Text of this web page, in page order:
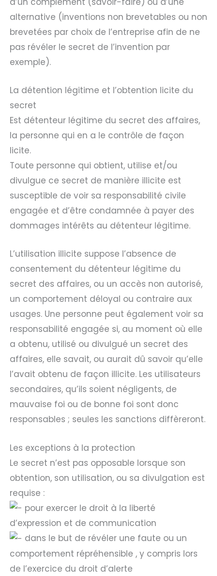
alternative (inventions non brevetables ou non
brevetées par choix de l’entreprise afin de ne
pas révéler le secret de l’invention par
exemple).
La détention légitime et l’obtention licite du
secret
Est détenteur légitime du secret des affaires,
la personne qui en a le contrôle de façon
licite.
Toute personne qui obtient, utilise et/ou
divulgue ce secret de manière illicite est
susceptible de voir sa responsabilité civile
engagée et d’être condamnée à payer des
dommages intérêts au détenteur légitime.
L’utilisation illicite suppose l’absence de
consentement du détenteur légitime du
secret des affaires, ou un accès non autorisé,
un comportement déloyal ou contraire aux
usages. Une personne peut également voir sa
responsabilité engagée si, au moment où elle
a obtenu, utilisé ou divulgué un secret des
affaires, elle savait, ou aurait dû savoir qu’elle
l’avait obtenu de façon illicite. Les utilisateurs
secondaires, qu’ils soient négligents, de
mauvaise foi ou de bonne foi sont donc
responsables ; seules les sanctions diffèreront.
Les exceptions à la protection
Le secret n’est pas opposable lorsque son
obtention, son utilisation, ou sa divulgation est
requise :
pour exercer le droit à la liberté
d’expression et de communication
dans le but de révéler une faute ou un
comportement répréhensible , y compris lors
de l’exercice du droit d’alerte